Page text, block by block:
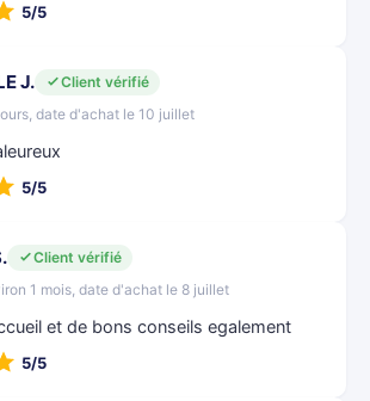
5/5
J.
Client vérifié
date d'achat le 10 juillet
5/5
Client vérifié
1 mois, date d'achat le 8 juillet
et de bons conseils egalement
5/5